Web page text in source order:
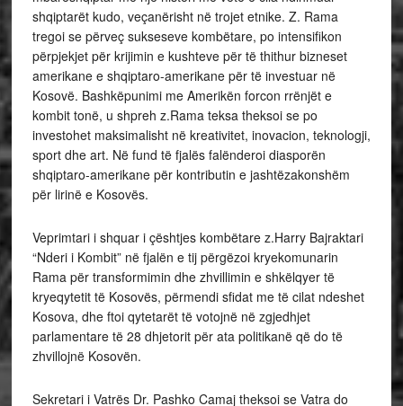
shqiptarët kudo, veçanërisht në trojet etnike. Z. Rama
tregoi se përveç sukseseve kombëtare, po intensifikon
përpjekjet për krijimin e kushteve për të thithur bizneset
amerikane e shqiptaro-amerikane për të investuar në
Kosovë. Bashkëpunimi me Amerikën forcon rrënjët e
kombit tonë, u shpreh z.Rama teksa theksoi se po
investohet maksimalisht në kreativitet, inovacion, teknologji,
sport dhe art. Në fund të fjalës falënderoi diasporën
shqiptaro-amerikane për kontributin e jashtëzakonshëm
për lirinë e Kosovës.
Veprimtari i shquar i çështjes kombëtare z.Harry Bajraktari
“Nderi i Kombit” në fjalën e tij përgëzoi kryekomunarin
Rama për transformimin dhe zhvillimin e shkëlqyer të
kryeqytetit të Kosovës, përmendi sfidat me të cilat ndeshet
Kosova, dhe ftoi qytetarët të votojnë në zgjedhjet
parlamentare të 28 dhjetorit për ata politikanë që do të
zhvillojnë Kosovën.
Sekretari i Vatrës Dr. Pashko Camaj theksoi se Vatra do